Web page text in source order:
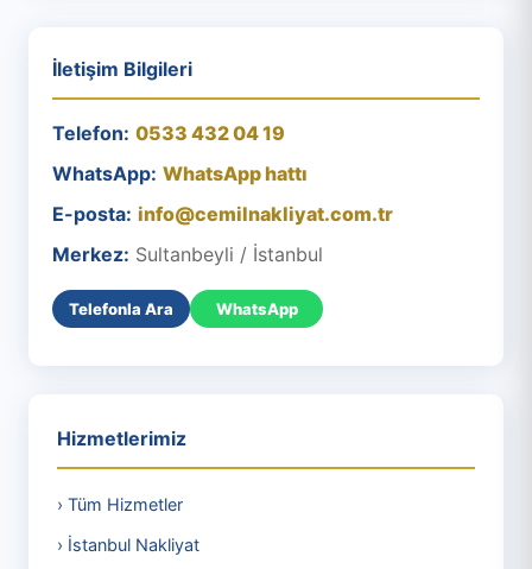
İletişim Bilgileri
Telefon: 0533 432 04 19
WhatsApp: WhatsApp hattı
E-posta: info@cemilnakliyat.com.tr
Merkez: Sultanbeyli / İstanbul
Telefonla Ara WhatsApp
Hizmetlerimiz
› Tüm Hizmetler
› İstanbul Nakliyat